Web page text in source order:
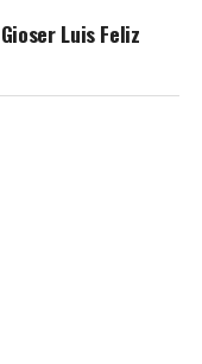
Luis Feliz